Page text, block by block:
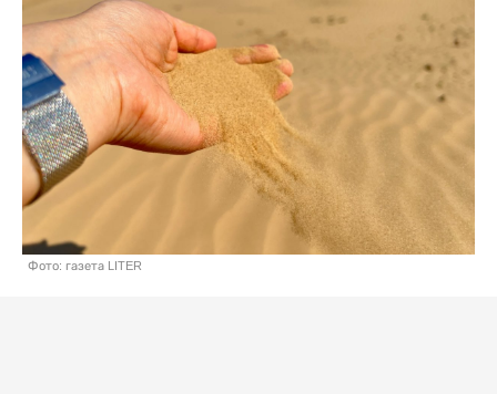
Фото: газета LITER